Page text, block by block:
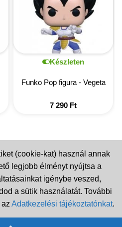
Készleten
Funko Pop figura - Vegeta
7 290 Ft
(cookie-kat) használ annak
legjobb élményt nyújtsa a
igénybe veszed,
a sütik használatát. További
Adatkezelési tájékoztatónkat.